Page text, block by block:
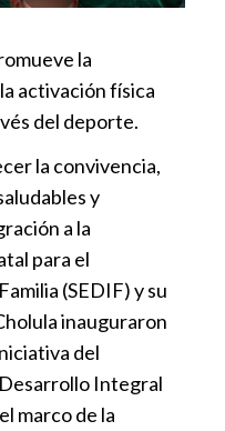
la
activación física
del deporte.
la convivencia,
y
a la
para el
(SEDIF) y su
inauguraron
del
Integral
marco de la